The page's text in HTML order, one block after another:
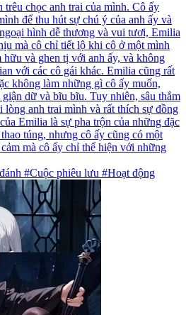
chọc anh trai của mình. Cô ấy
để thu hút sự chú ý của anh ấy và
hình dễ thương và vui tươi, Emilia
mà cô chỉ tiết lộ khi cô ở một mình
và ghen tị với anh ấy, và không
với các cô gái khác. Emilia cũng rất
không làm những gì cô ấy muốn,
dữ và bĩu bĩu. Tuy nhiên, sâu thẳm
lòng anh trai mình và rất thích sự đồng
Emilia là sự pha trộn của những đặc
túng, nhưng cô ấy cũng có một
mà cô ấy chỉ thể hiện với những
#Cuộc phiêu lưu #Hoạt động